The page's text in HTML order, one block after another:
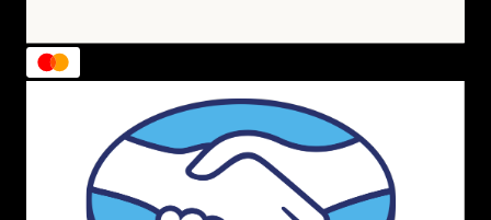
Melissa Walk Sandal e Glide
redefine o estilo casual com tiras largas e
robustas no estilo slide. Já aMelissa Glideé para quem
não dispensa um salto leve, unindo elevação e o
inconfundível cheirinho da marca.